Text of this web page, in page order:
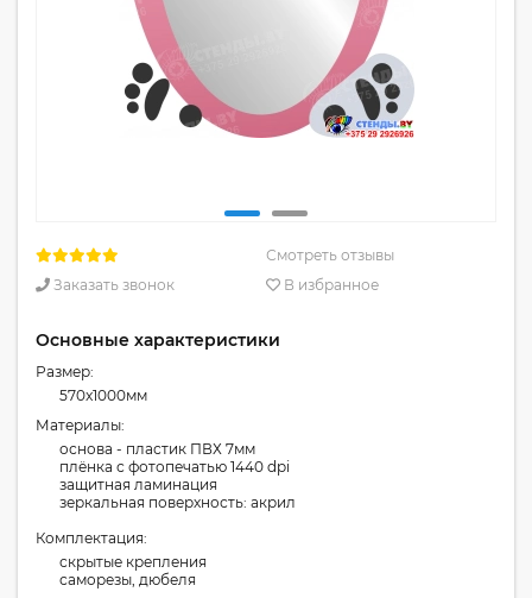
Смотреть отзывы
Заказать звонок
В избранное
Основные характеристики
Размер:
570x1000мм
Материалы:
основа - пластик ПВХ 7мм
плёнка с фотопечатью 1440 dpi
защитная ламинация
зеркальная поверхность: акрил
Комплектация:
скрытые крепления
саморезы, дюбеля